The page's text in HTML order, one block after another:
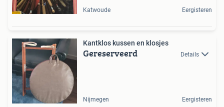
Katwoude Eergisteren
Kantklos kussen en klosjes
Gereserveerd Details
Nijmegen Eergisteren